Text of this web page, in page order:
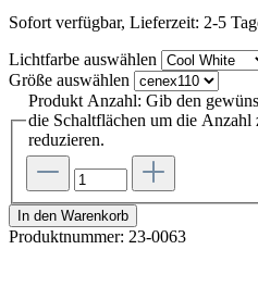
Sofort verfügbar, Lieferzeit: 2-5
Lichtfarbe auswählen
Größe auswählen
Produkt Anzahl: Gib den
die Schaltflächen um die Anzahl
reduzieren.
In den Warenkorb
Produktnummer: 23-0063